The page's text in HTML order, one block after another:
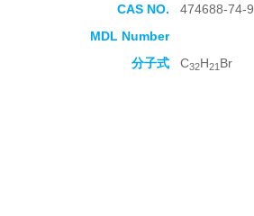
CAS NO.
474688-74-9
MDL Number
分子式 C32H21 Br